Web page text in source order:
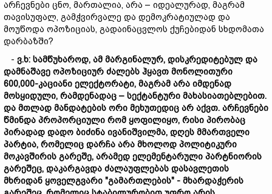
არჩევნები ცნო, მართალია, არა – იდეალურად, მაგრამ
თავისუფალ, გამჭვირვალე და დემოკრატიულად და
მოუწოდა ოპოზიციას, გადაინაცვლოს ქუჩებიდან სხდომათა
დარბაზში?
- ვ.ხ: სამწუხაროდ, ამ მარგინალურ, დისკრედიტებულ და
დამნაშავე ოპოზიციურ ძალებს ჰყავთ მონოლითური
600,000-კაციანი ელექტორატი, მაგრამ არა იმდენად
მოსყიდული, რამდენადაც – სექტანტური მახასიათებლებით.
და მთლად მანდატების ორი მეხუთედიც არ აქვთ. არჩევნები
წმინდა პროპორციული რომ ყოფილიყო, რისი პირობაც
პირადად დადო ბიძინა ივანიშვილმა, დღეს მმართველი
პარტია, რომელიც დარჩა არა მხოლოდ პოლიტიკური
მოკავშირის გარეშე, არამედ ელემენტარული პარტნიორის
გარეშეც, დაკარგავდა ძალაუფლებას დასავლეთის
მხრიდან ყოველგვარი "გამართლების" - მხარდაჭერის